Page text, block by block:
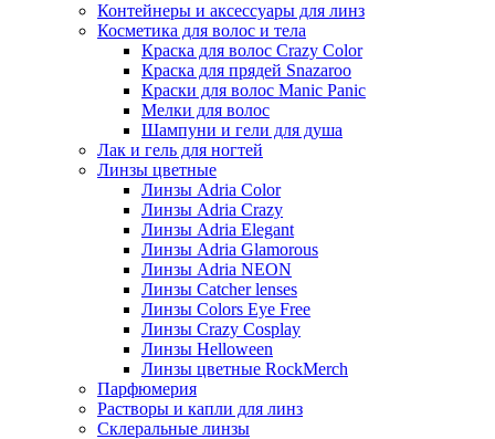
Контейнеры и аксессуары для линз
Косметика для волос и тела
Краска для волос Crazy Color
Краска для прядей Snazaroo
Краски для волос Manic Panic
Мелки для волос
Шампуни и гели для душа
Лак и гель для ногтей
Линзы цветные
Линзы Adria Color
Линзы Adria Crazy
Линзы Adria Elegant
Линзы Adria Glamorous
Линзы Adria NEON
Линзы Catcher lenses
Линзы Colors Eye Free
Линзы Crazy Cosplay
Линзы Helloween
Линзы цветные RockMerch
Парфюмерия
Растворы и капли для линз
Склеральные линзы